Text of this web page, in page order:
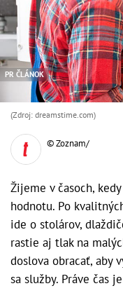
PR ČLÁNOK
(Zdroj: dreamstime.com)
© Zoznam/
Žijeme v časoch,
hodnotu. Po
ide o stolárov,
rastie aj tlak na
doslova obracať, aby
sa služby. Práve čas